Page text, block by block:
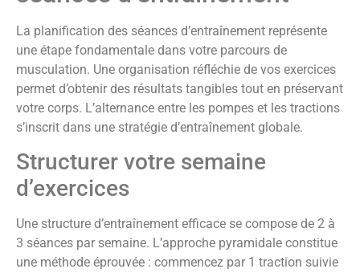
La planification des séances d’entraînement représente
une étape fondamentale dans votre parcours de
musculation. Une organisation réfléchie de vos exercices
permet d’obtenir des résultats tangibles tout en préservant
votre corps. L’alternance entre les pompes et les tractions
s’inscrit dans une stratégie d’entraînement globale.
Structurer votre semaine
d’exercices
Une structure d’entraînement efficace se compose de 2 à
3 séances par semaine. L’approche pyramidale constitue
une méthode éprouvée : commencez par 1 traction suivie